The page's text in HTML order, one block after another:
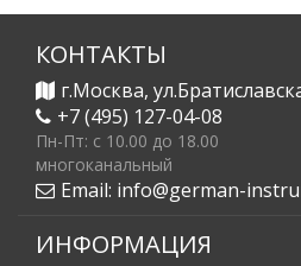
КОНТАКТЫ
г.Москва,
+7 (495) 127-04-08
Пн-Пт: c 10.00 до 18.00
многоканальный
Email: info@german-
ИНФОРМАЦИЯ